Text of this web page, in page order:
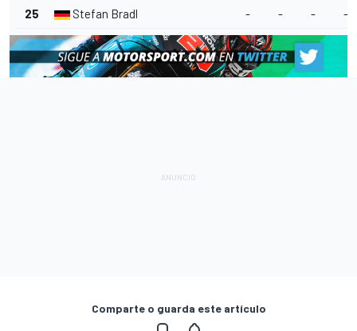
25 Stefan Bradl - - - -
Comparte o guarda este artículo